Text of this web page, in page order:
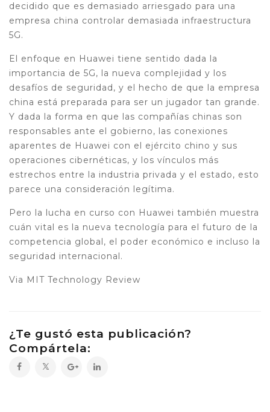
decidido que es demasiado arriesgado para una
empresa china controlar demasiada infraestructura
5G.
El enfoque en Huawei tiene sentido dada la
importancia de 5G, la nueva complejidad y los
desafíos de seguridad, y el hecho de que la empresa
china está preparada para ser un jugador tan grande.
Y dada la forma en que las compañías chinas son
responsables ante el gobierno, las conexiones
aparentes de Huawei con el ejército chino y sus
operaciones cibernéticas, y los vínculos más
estrechos entre la industria privada y el estado, esto
parece una consideración legítima.
Pero la lucha en curso con Huawei también muestra
cuán vital es la nueva tecnología para el futuro de la
competencia global, el poder económico e incluso la
seguridad internacional.
Via MIT Technology Review
¿Te gustó esta publicación?
Compártela: